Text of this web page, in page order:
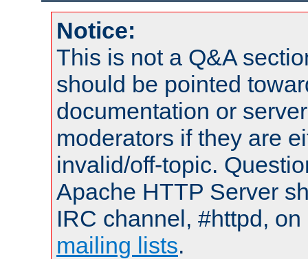
Notice:
This is not a Q&A
should be pointed
documentation or
moderators if they are
invalid/off-topic.
Apache HTTP Server
IRC channel, #httpd,
mailing lists.